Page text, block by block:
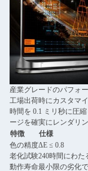
産業グレードのパフォ
工場出荷時にカスタマ
時間を 0.1 ミリ秒に圧
ージを確実にレンダリ
特徴
仕様
色の精度ΔE ≤ 0.8
老化試験240時間にわた
動作寿命最小限の劣化